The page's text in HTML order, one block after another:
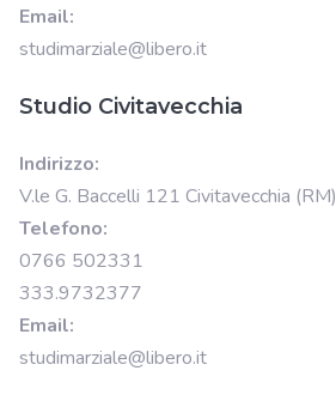
Email:
studimarziale@libero.it
Studio Civitavecchia
Indirizzo:
V.le G. Baccelli 121 Civitavecchia (RM)
Telefono:
0766 502331
333.9732377
Email:
studimarziale@libero.it